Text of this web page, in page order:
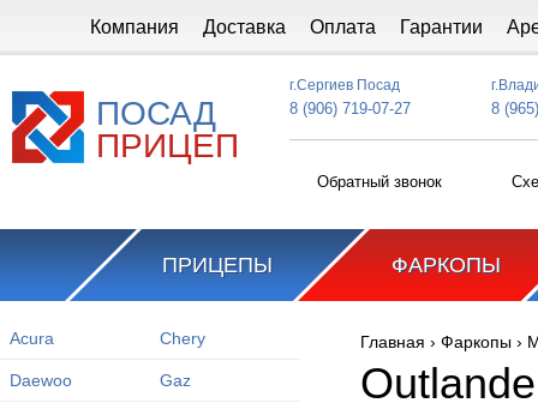
Компания Доставка Оплата Гарантии
ПОСАД
ПРИЦЕП
г.Сергиев Посад
8 (906) 719-07-27 8
Обратный звонок
ПРИЦЕПЫ ФАРКОПЫ
Acura Chery
Daewoo Gaz
Вы здесь
Главная › Фаркопы ›